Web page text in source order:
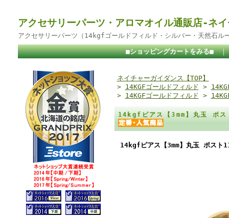
アクセサリーパーツ・アロマオイル通販店-ネ
アクセサリーパーツ（14kgfゴールドフィルド・シルバー・天然石ル
■ショッピングカートをみる■
ネイチャーガイダンス【TOP】
> 14KGFゴールドフィルド >
> 14KGFゴールドフィルド >
14kgfピアス【3mm】丸玉 ポ
14kgfピアス【3mm】丸玉 ポスト